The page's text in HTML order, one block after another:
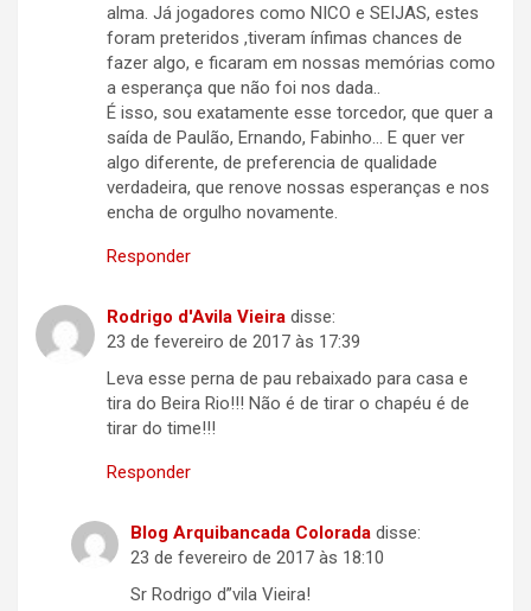
alma. Já jogadores como NICO e SEIJAS, estes
foram preteridos ,tiveram ínfimas chances de
fazer algo, e ficaram em nossas memórias como
a esperança que não foi nos dada..
É isso, sou exatamente esse torcedor, que quer a
saída de Paulão, Ernando, Fabinho… E quer ver
algo diferente, de preferencia de qualidade
verdadeira, que renove nossas esperanças e nos
encha de orgulho novamente.
Responder
Rodrigo d'Avila Vieira disse:
23 de fevereiro de 2017 às 17:39
Leva esse perna de pau rebaixado para casa e
tira do Beira Rio!!! Não é de tirar o chapéu é de
tirar do time!!!
Responder
Blog Arquibancada Colorada disse:
23 de fevereiro de 2017 às 18:10
Sr Rodrigo d”vila Vieira!